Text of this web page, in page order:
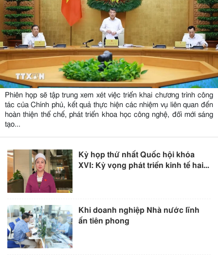
Phiên họp sẽ tập trung xem xét việc triển khai chương trình công
tác của Chính phủ, kết quả thực hiện các nhiệm vụ liên quan đến
hoàn thiện thể chế, phát triển khoa học công nghệ, đổi mới sáng
tạo...
Kỳ họp thứ nhất Quốc hội khóa
XVI: Kỳ vọng phát triển kinh tế hai...
Khi doanh nghiệp Nhà nước lĩnh
ấn tiên phong